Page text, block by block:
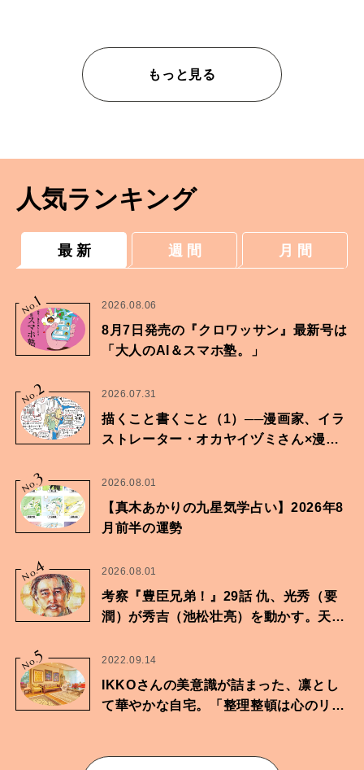
もっと見る
人気ランキング
最 新 週 間 月 間
No.
1 2026.08.06
8月7日発売の『クロワッサン』最新号は
「大人のAI＆スマホ塾。」
No.2 2026.07.31
描くこと書くこと（1）──漫画家、イラ
ストレーター・オカヤイヅミさん×漫画
No.3 2026.08.01
【真木あかりの九星気学占い】2026年8
月前半の運勢
No.4 2026.08.01
考察『豊臣兄弟！』29話 仇、光秀（要
潤）が秀吉（池松壮亮）を動かす。天下
No.5 2022.09.14
IKKOさんの美意識が詰まった、凛とし
て華やかな自宅。「整理整頓は心のリズ